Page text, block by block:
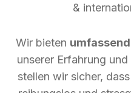
&
Wir bieten
unserer Erfahrung
stellen wir sicher,